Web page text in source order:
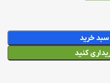
خرید
کنید